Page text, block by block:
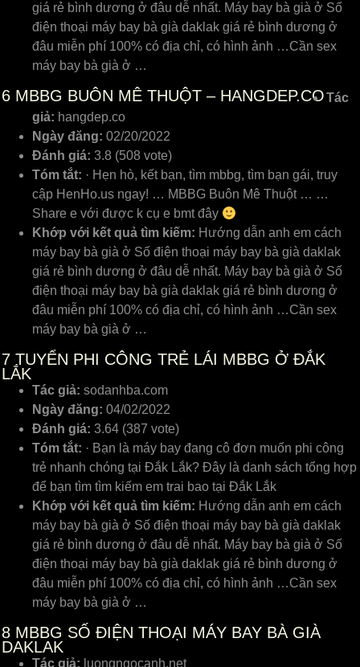
giá rẻ bình dương ở đâu dễ nhất. Máy bay bà già ở Số
điện thoại máy bay bà già daklak giá rẻ bình dương ở
đâu miễn phí 100% có địa chỉ, có hình ảnh …Cần sex
máy bay bà già ở …
6 MBBG BUÔN MÊ THUỘT – HANGDEP.COTác
giả: hangdep.co
Ngày đăng: 02/20/2022
Đánh giá: 3.8 (508 vote)
Tóm tắt: · Hẹn hò, kết bạn, tìm mbbg, tìm bạn gái, truy
cập HenHo.us ngay! … MBBG Buôn Mê Thuột … …
Share e với được k cụ e bmt đây
Khớp với kết quả tìm kiếm: Hướng dẫn anh em cách
máy bay bà già ở Số điện thoại máy bay bà già daklak
giá rẻ bình dương ở đâu dễ nhất. Máy bay bà già ở Số
điện thoại máy bay bà già daklak giá rẻ bình dương ở
đâu miễn phí 100% có địa chỉ, có hình ảnh …Cần sex
máy bay bà già ở …
7 TUYỂN PHI CÔNG TRẺ LÁI MBBG Ở ĐẮK
LẮK
Tác giả: sodanhba.com
Ngày đăng: 04/02/2022
Đánh giá: 3.64 (387 vote)
Tóm tắt: · Bạn là máy bay đang cô đơn muốn phi công
trẻ nhanh chóng tại Đắk Lắk? Đây là danh sách tổng hợp
để bạn tìm tìm kiếm em trai bao tại Đắk Lắk
Khớp với kết quả tìm kiếm: Hướng dẫn anh em cách
máy bay bà già ở Số điện thoại máy bay bà già daklak
giá rẻ bình dương ở đâu dễ nhất. Máy bay bà già ở Số
điện thoại máy bay bà già daklak giá rẻ bình dương ở
đâu miễn phí 100% có địa chỉ, có hình ảnh …Cần sex
máy bay bà già ở …
8 MBBG SỐ ĐIỆN THOẠI MÁY BAY BÀ GIÀ
DAKLAK
Tác giả: luongngocanh.net